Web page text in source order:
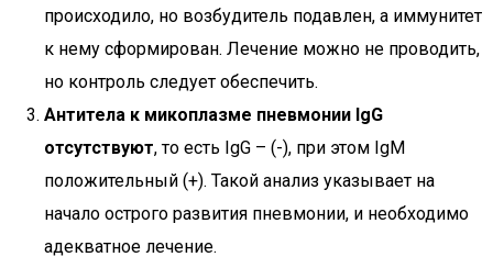
происходило, но возбудитель подавлен, а иммунитет
к нему сформирован. Лечение можно не проводить,
но контроль следует обеспечить.
Антитела к микоплазме пневмонии IgG
отсутствуют, то есть IgG – (-), при этом IgM
положительный (+). Такой анализ указывает на
начало острого развития пневмонии, и необходимо
адекватное лечение.